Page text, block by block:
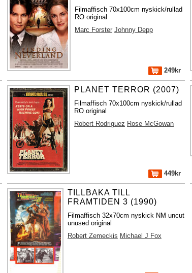
Filmaffisch 70x100cm nyskick/rullad
RO original
Marc Forster Johnny Depp
249kr
PLANET TERROR (2007)
Filmaffisch 70x100cm nyskick/rullad
RO original
Robert Rodriguez Rose McGowan
449kr
TILLBAKA TILL
FRAMTIDEN 3 (1990)
Filmaffisch 32x70cm nyskick NM uncut
unused original
Robert Zemeckis Michael J Fox